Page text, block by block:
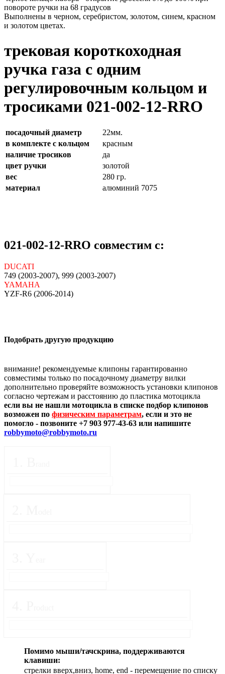
повороте ручки на 68 градусов
Выполнены в черном, серебристом, золотом, синем, красном
и золотом цветах.
трековая короткоходная
ручка газа с одним
регулировочным кольцом и
тросиками 021-002-12-RRO
посадочный диаметр
22мм.
в комплекте с кольцом
красным
наличие тросиков
да
цвет ручки
золотой
вес
280 гр.
материал
алюминий 7075
021-002-12-RRO совместим с:
DUCATI
749 (2003-2007), 999 (2003-2007)
YAMAHA
YZF-R6 (2006-2014)
Подобрать другую продукцию
внимание! рекомендуемые клипоны гарантированно
совместимы только по посадочному диаметру вилки
дополнительно проверяйте возможность установки клипонов
согласно чертежам и расстоянию до пластика мотоцикла
если вы не нашли мотоцикла в списке подбор клипонов
возможен по физическим параметрам, если и это не
помогло - позвоните +7 903 977-43-63 или напишите
robbymoto@robbymoto.ru
Помимо мыши/тачскрина, поддерживаются
клавиши:
стрелки вверх,вниз, home, end - перемещение по списку